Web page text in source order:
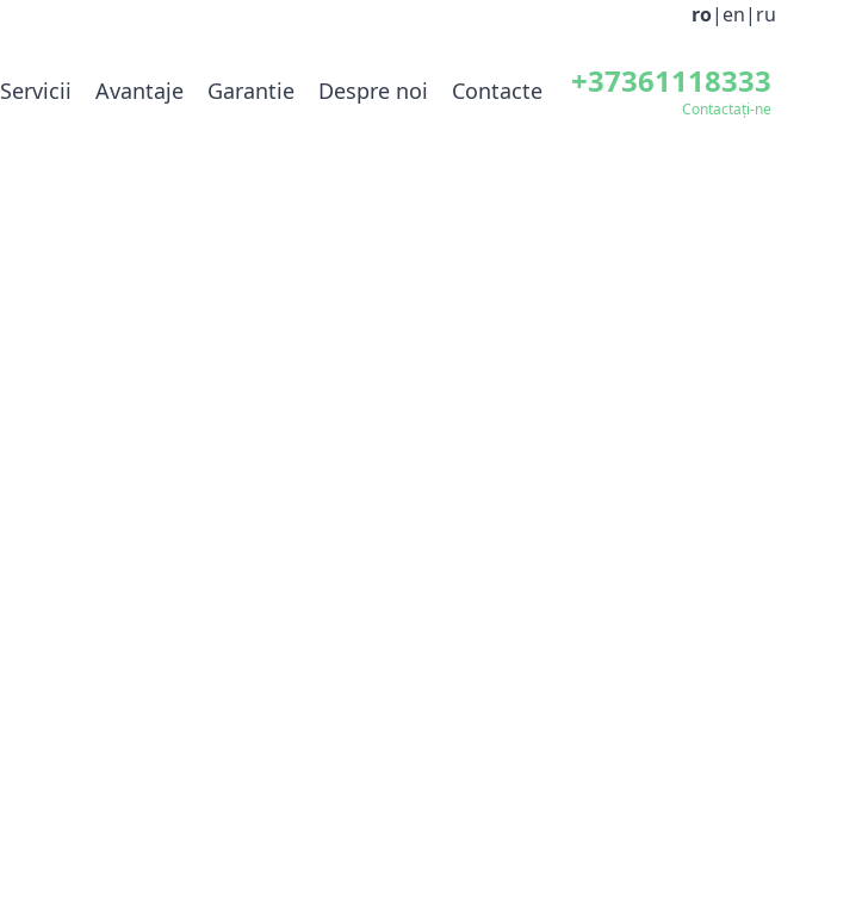
ro| en| ru
Servicii Avantaje Garantie Despre noi Contacte +37361118333
Contactați-ne